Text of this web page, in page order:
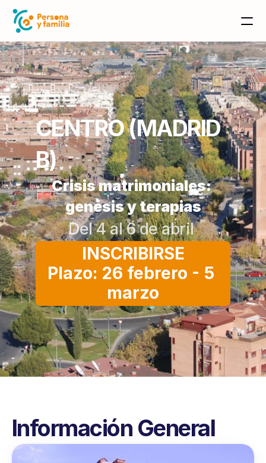
CENTRO (MADRID
B)
Crisis matrimoniales:
genésis y terapias
Del 4 al 6 de abril
INSCRIBIRSE
Plazo: 26 febrero - 5
marzo
Información General